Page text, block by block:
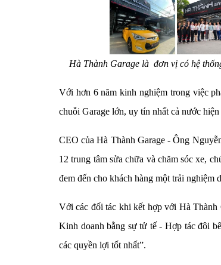
Hà Thành Garage là đơn vị có hệ
Với hơn 6 năm kinh nghiệm trong việc
chuỗi Garage lớn, uy tín nhất cả nước
CEO của Hà Thành Garage - Ông
12 trung tâm sửa chữa và chăm sóc xe,
đem đến cho khách hàng một trải nghiệm
Với các đối tác khi kết hợp với Hà Thành
Kinh doanh bằng sự tử tế - Hợp tác đôi
các quyền lợi tốt nhất”.